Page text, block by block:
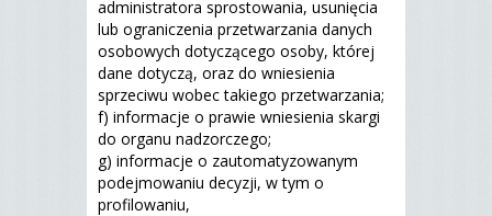
administratora sprostowania, usunięcia
lub ograniczenia przetwarzania danych
osobowych dotyczącego osoby, której
dane dotyczą, oraz do wniesienia
sprzeciwu wobec takiego przetwarzania;
f) informacje o prawie wniesienia skargi
do organu nadzorczego;
g) informacje o zautomatyzowanym
podejmowaniu decyzji, w tym o
profilowaniu,